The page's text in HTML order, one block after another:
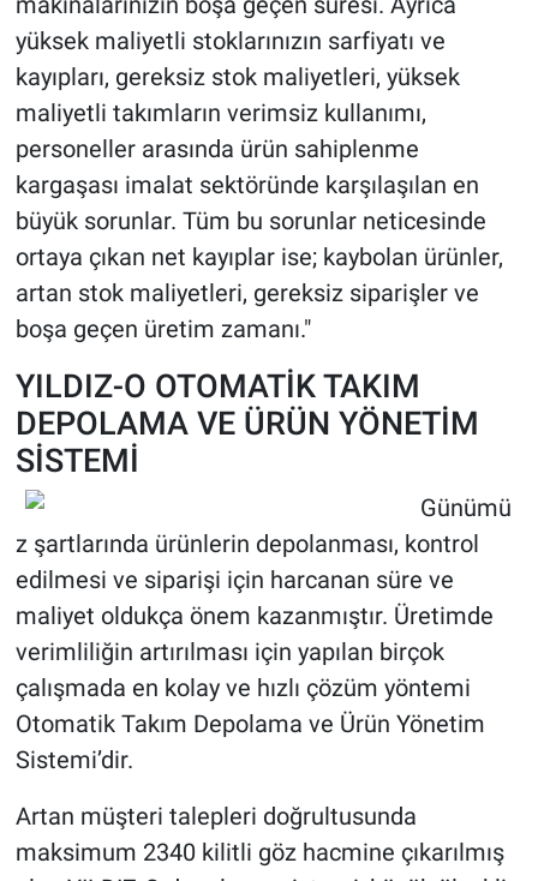
yüksek maliyetli stoklarınızın sarfiyatı ve
kayıpları, gereksiz stok maliyetleri, yüksek
maliyetli takımların verimsiz kullanımı,
personeller arasında ürün sahiplenme
kargaşası imalat sektöründe karşılaşılan en
büyük sorunlar. Tüm bu sorunlar neticesinde
ortaya çıkan net kayıplar ise; kaybolan ürünler,
artan stok maliyetleri, gereksiz siparişler ve
boşa geçen üretim zamanı."
YILDIZ-O OTOMATİK TAKIM
DEPOLAMA VE ÜRÜN YÖNETİM
SİSTEMİ
Günümü
z şartlarında ürünlerin depolanması, kontrol
edilmesi ve siparişi için harcanan süre ve
maliyet oldukça önem kazanmıştır. Üretimde
verimliliğin artırılması için yapılan birçok
çalışmada en kolay ve hızlı çözüm yöntemi
Otomatik Takım Depolama ve Ürün Yönetim
Sistemi’dir.
Artan müşteri talepleri doğrultusunda
maksimum 2340 kilitli göz hacmine çıkarılmış